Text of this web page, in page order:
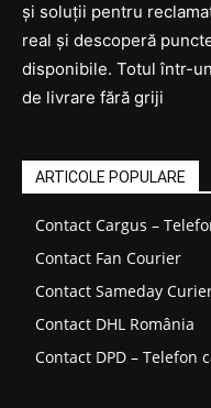
și soluții pentru
real și descoperă
disponibile. Totul într-
de livrare fără griji
ARTICOLE POPULARE
Contact Cargus –
Contact Fan Courier
Contact Sameday
Contact DHL România
Contact DPD – Telefon